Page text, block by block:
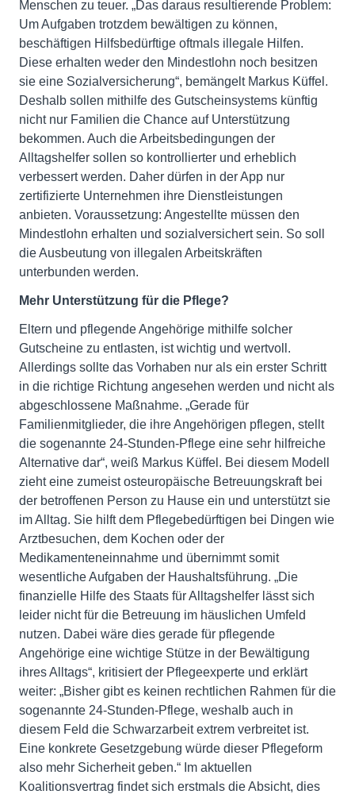
Menschen zu teuer. „Das daraus resultierende Problem:
Um Aufgaben trotzdem bewältigen zu können,
beschäftigen Hilfsbedürftige oftmals illegale Hilfen.
Diese erhalten weder den Mindestlohn noch besitzen
sie eine Sozialversicherung“, bemängelt Markus Küffel.
Deshalb sollen mithilfe des Gutscheinsystems künftig
nicht nur Familien die Chance auf Unterstützung
bekommen. Auch die Arbeitsbedingungen der
Alltagshelfer sollen so kontrollierter und erheblich
verbessert werden. Daher dürfen in der App nur
zertifizierte Unternehmen ihre Dienstleistungen
anbieten. Voraussetzung: Angestellte müssen den
Mindestlohn erhalten und sozialversichert sein. So soll
die Ausbeutung von illegalen Arbeitskräften
unterbunden werden.
Mehr Unterstützung für die Pflege?
Eltern und pflegende Angehörige mithilfe solcher
Gutscheine zu entlasten, ist wichtig und wertvoll.
Allerdings sollte das Vorhaben nur als ein erster Schritt
in die richtige Richtung angesehen werden und nicht als
abgeschlossene Maßnahme. „Gerade für
Familienmitglieder, die ihre Angehörigen pflegen, stellt
die sogenannte 24-Stunden-Pflege eine sehr hilfreiche
Alternative dar“, weiß Markus Küffel. Bei diesem Modell
zieht eine zumeist osteuropäische Betreuungskraft bei
der betroffenen Person zu Hause ein und unterstützt sie
im Alltag. Sie hilft dem Pflegebedürftigen bei Dingen wie
Arztbesuchen, dem Kochen oder der
Medikamenteneinnahme und übernimmt somit
wesentliche Aufgaben der Haushaltsführung. „Die
finanzielle Hilfe des Staats für Alltagshelfer lässt sich
leider nicht für die Betreuung im häuslichen Umfeld
nutzen. Dabei wäre dies gerade für pflegende
Angehörige eine wichtige Stütze in der Bewältigung
ihres Alltags“, kritisiert der Pflegeexperte und erklärt
weiter: „Bisher gibt es keinen rechtlichen Rahmen für die
sogenannte 24-Stunden-Pflege, weshalb auch in
diesem Feld die Schwarzarbeit extrem verbreitet ist.
Eine konkrete Gesetzgebung würde dieser Pflegeform
also mehr Sicherheit geben.“ Im aktuellen
Koalitionsvertrag findet sich erstmals die Absicht, dies